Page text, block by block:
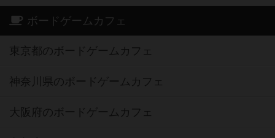
ボードゲームカフェ
東京都のボードゲームカフェ
神奈川県のボードゲームカフェ
大阪府のボードゲームカフェ